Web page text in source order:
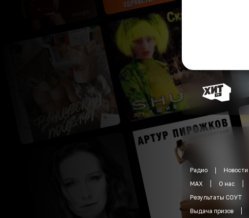
Радио Новости
MAX
О нас
Результаты СОУТ
Выдача призов